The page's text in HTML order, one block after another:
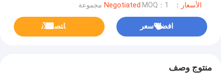
الأسعار：Negotiated MOQ：1 مجموعة
افضل سعر ﺎﺘﺼﻟ ﺍﻶﻧ
منتوج وصف